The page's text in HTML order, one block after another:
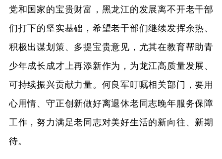
党和国家的宝贵财富，黑龙江的发展离不开老干部
们打下的坚实基础，希望老干部们继续发挥余热、
积极出谋划策、多提宝贵意见，尤其在教育帮助青
少年成长成才上再添新作为，为龙江高质量发展、
可持续振兴贡献力量。何良军叮嘱相关部门，要用
心用情、守正创新做好离退休老同志晚年服务保障
工作，努力满足老同志对美好生活的新向往、新期
待。